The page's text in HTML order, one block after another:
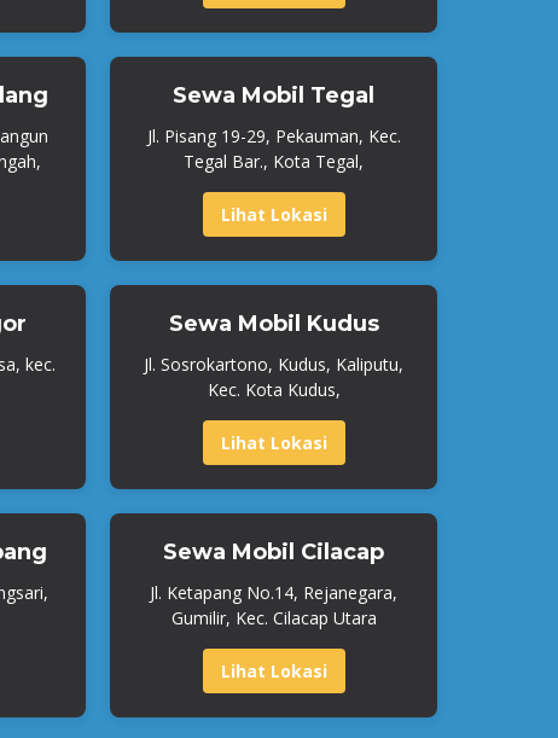
Sewa Mobil Tegal
Jl. Pisang 19-29, Pekauman, Kec.
Tegal Bar., Kota Tegal,
Lihat Lokasi
kec.
Sewa Mobil Kudus
Jl. Sosrokartono, Kudus, Kaliputu,
Kec. Kota Kudus,
Lihat Lokasi
Sewa Mobil Cilacap
Jl. Ketapang No.14, Rejanegara,
Gumilir, Kec. Cilacap Utara
Lihat Lokasi